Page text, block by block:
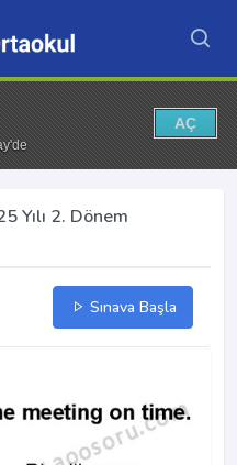
AÇ
Yılı 2. Dönem
Sınava Başla